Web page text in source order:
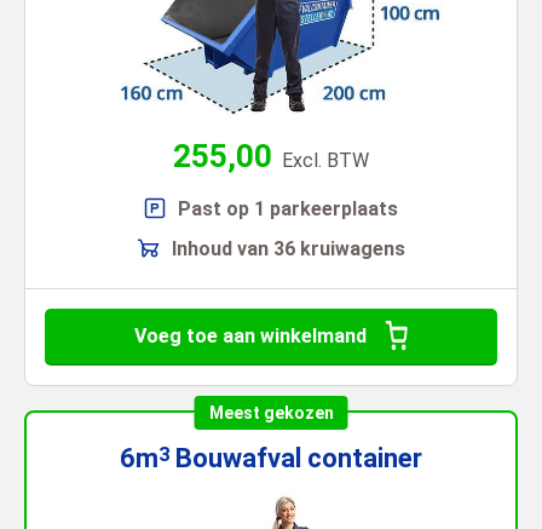
255,00 Excl. BTW
Past op 1 parkeerplaats
Inhoud van 36 kruiwagens
Voeg toe aan winkelmand
Meest gekozen
6m3 Bouwafval container